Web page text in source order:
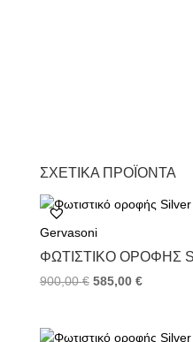
ΣΧΕΤΙΚΆ ΠΡΟΪΌΝΤΑ
Gervasoni
ΦΩΤΙΣΤΙΚΌ ΟΡΟΦΉΣ
900,00€ 585,00 €